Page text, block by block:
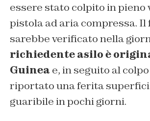
essere stato colpito in pieno
pistola ad aria compressa. Il
sarebbe verificato nella
richiedente asilo è
Guinea e, in seguito al
riportato una ferita
guaribile in pochi giorni.